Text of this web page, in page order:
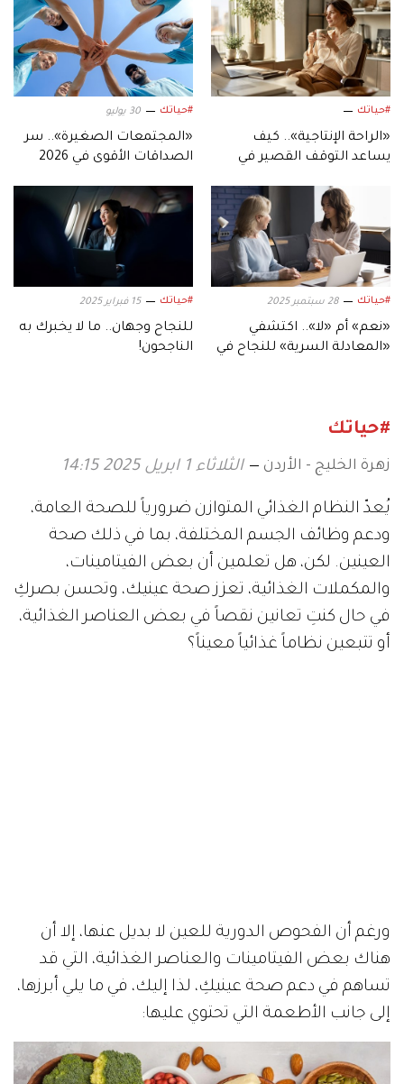
#حياتك
«الراحة الإنتاجية».. كيف
يساعد التوقف القصير في
#حياتك 30 يوليو
«المجتمعات الصغيرة».. سر
الصداقات الأقوى في 2026
#حياتك 28 سبتمبر 2025
«نعم» أم «لا».. اكتشفي
«المعادلة السرية» للنجاح في
#حياتك 15 فبراير 2025
للنجاح وجهان.. ما لا يخبرك به
الناجحون!
#حياتك
زهرة الخليج - الأردن الثلاثاء 1 ابريل 2025 14:15
يُعدّ النظام الغذائي المتوازن ضرورياً للصحة العامة،
ودعم وظائف الجسم المختلفة، بما في ذلك صحة
العينين. لكن، هل تعلمين أن بعض الفيتامينات،
والمكملات الغذائية، تعزز صحة عينيك، وتحسن بصركِ
في حال كنتِ تعانين نقصاً في بعض العناصر الغذائية،
أو تتبعين نظاماً غذائياً معيناً؟
ورغم أن الفحوص الدورية للعين لا بديل عنها، إلا أن
هناك بعض الفيتامينات والعناصر الغذائية، التي قد
تساهم في دعم صحة عينيكِ، لذا إليك، في ما يلي أبرزها،
إلى جانب الأطعمة التي تحتوي عليها: